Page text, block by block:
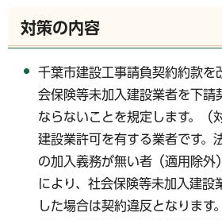
対策の内容
千葉市建設工事請負契約約款を
会保険等未加入建設業者を下請
ならないことを規定します。（
建設業許可を有する業者です。
の加入義務が無い者（適用除外
により、社会保険等未加入建設
した場合は契約違反となりま